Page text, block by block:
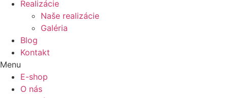
Realizácie
Naše realizácie
Galéria
Blog
Kontakt
Menu
E-shop
O nás